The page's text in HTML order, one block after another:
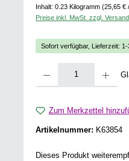
Inhalt:0.23 Kilogramm(25,65 €
Preise inkl. MwSt. zzgl.
Sofort verfügbar, Lieferzeit: 1-
Zum Merkzettel
Artikelnummer: K63854
Dieses Produkt